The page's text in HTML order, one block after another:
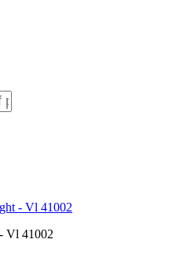
- Vl 41002